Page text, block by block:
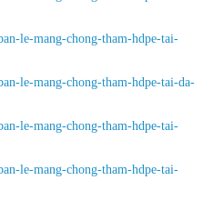
le-mang-chong-tham-hdpe-tai-
le-mang-chong-tham-hdpe-tai-da-
le-mang-chong-tham-hdpe-tai-
le-mang-chong-tham-hdpe-tai-